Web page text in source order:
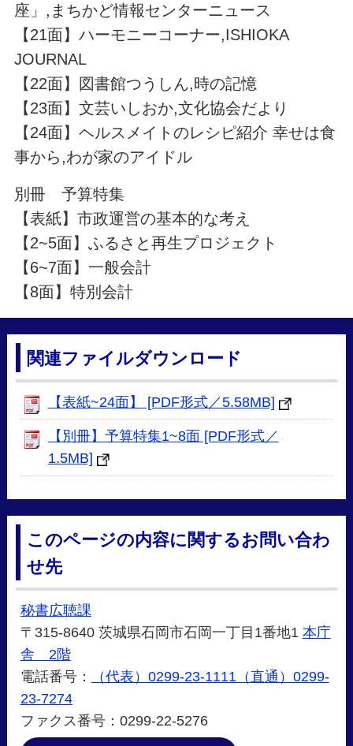
座」,まちかど情報センターニュース
【21面】ハーモニーコーナー,ISHIOKA
JOURNAL
【22面】図書館つうしん,時の記憶
【23面】文芸いしおか,文化協会だより
【24面】ヘルスメイトのレシピ紹介 幸せは食
事から,わが家のアイドル
別冊 予算特集
【表紙】市政運営の基本的な考え
【2~5面】ふるさと再生プロジェクト
【6~7面】一般会計
【8面】特別会計
関連ファイルダウンロード
【表紙~24面】 [PDF形式／5.58MB]
【別冊】予算特集1~8面 [PDF形式／
1.5MB]
このページの内容に関するお問い合わ
せ先
秘書広聴課
〒315-8640 茨城県石岡市石岡一丁目1番地1 本庁
舎 2階
電話番号：
（代表）0299-23-1111（直通）0299-
23-7274
ファクス番号：0299-22-5276